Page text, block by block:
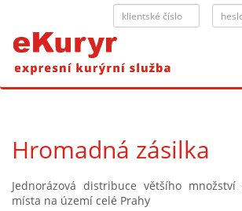
Hromadná zásilka
Jednorázová distribuce většího
místa na území celé Prahy